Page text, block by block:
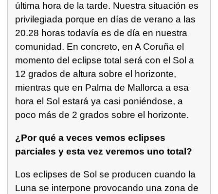
última hora de la tarde. Nuestra situación es
privilegiada porque en días de verano a las
20.28 horas todavía es de día en nuestra
comunidad. En concreto, en A Coruña el
momento del eclipse total será con el Sol a
12 grados de altura sobre el horizonte,
mientras que en Palma de Mallorca a esa
hora el Sol estará ya casi poniéndose, a
poco más de 2 grados sobre el horizonte.
¿Por qué a veces vemos eclipses
parciales y esta vez veremos uno total?
Los eclipses de Sol se producen cuando la
Luna se interpone provocando una zona de